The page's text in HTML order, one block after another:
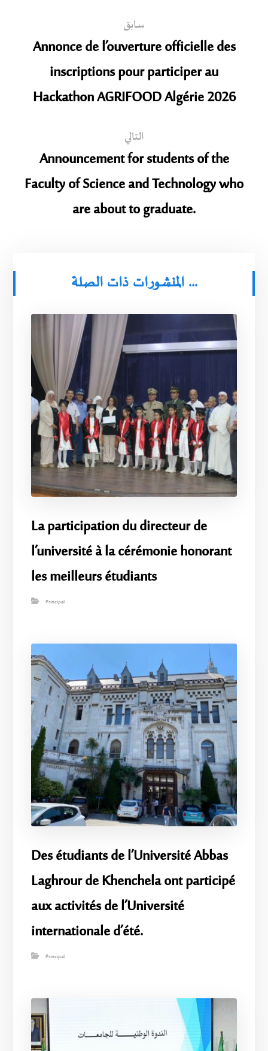
سابق
Annonce de l’ouverture officielle des
inscriptions pour participer au
Hackathon AGRIFOOD Algérie 2026
التالي
Announcement for students of the
Faculty of Science and Technology who
are about to graduate.
المنشورات ذات الصلة ...
La participation du directeur de
l’université à la cérémonie honorant
les meilleurs étudiants
Principal
Des étudiants de l’Université Abbas
Laghrour de Khenchela ont participé
aux activités de l’Université
internationale d’été.
Principal